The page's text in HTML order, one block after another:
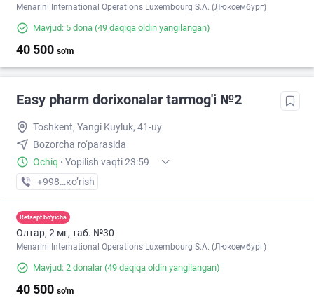
Menarini International Operations Luxembourg S.A. (Люксембург)
Mavjud: 5 dona (49 daqiqa oldin yangilangan)
40 500 so'm
Easy pharm dorixonalar tarmog'i №2
Toshkent, Yangi Kuyluk, 41-uy
Bozorcha ro‘parasida
Ochiq · Yopilish vaqti 23:59
+998 (97) XXX-XX-XX
кo’rish
Retsept bo'yicha
Олтар, 2 мг, таб. №30
Menarini International Operations Luxembourg S.A. (Люксембург)
Mavjud: 2 donalar(49 daqiqa oldin yangilangan)
40 500 so'm